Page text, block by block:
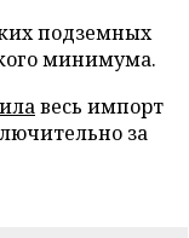
подземных
минимума.
весь импорт
за